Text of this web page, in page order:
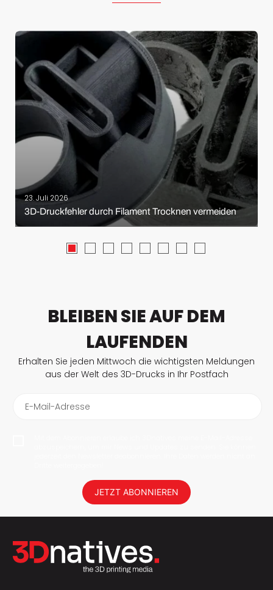
23. Juli 2026
3D-Druckfehler durch Filament Trocknen vermeiden
BLEIBEN SIE AUF DEM
LAUFENDEN
Erhalten Sie jeden Mittwoch die wichtigsten Meldungen
aus der Welt des 3D-Drucks in Ihr Postfach
E-Mail-Adresse
JETZT ABONNIEREN